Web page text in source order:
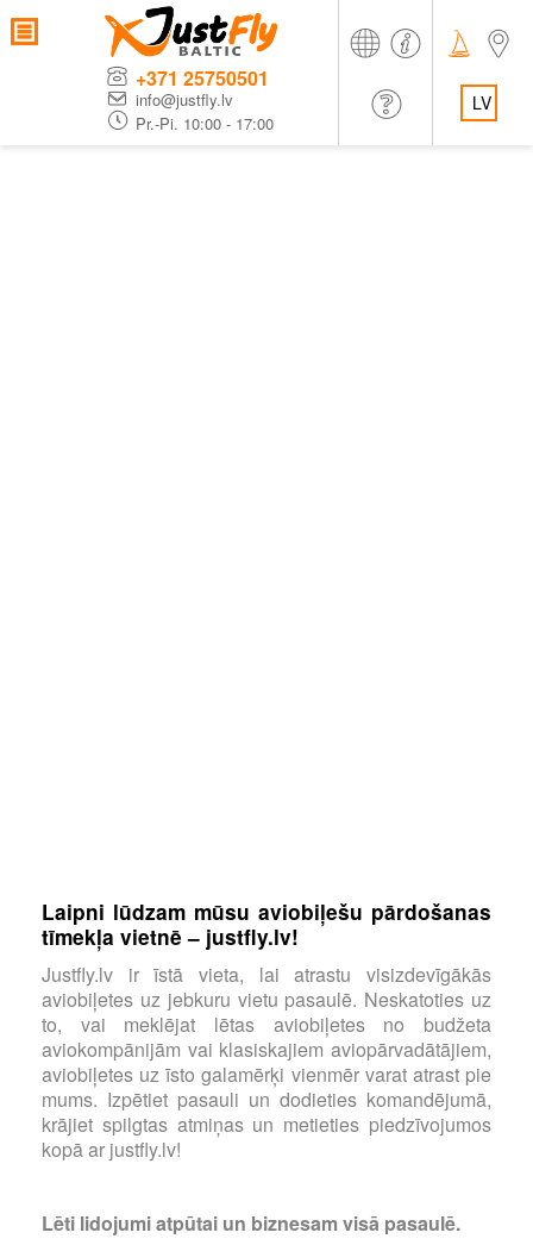
+371 25750501
info@justfly.lv
Pr.-Pi. 10:00 - 17:00
LV
Laipni lūdzam mūsu aviobiļešu pārdošanas
tīmekļa vietnē – justfly.lv!
Justfly.lv ir īstā vieta, lai atrastu visizdevīgākās
aviobiļetes uz jebkuru vietu pasaulē. Neskatoties uz
to, vai meklējat lētas aviobiļetes no budžeta
aviokompānijām vai klasiskajiem aviopārvadātājiem,
aviobiļetes uz īsto galamērķi vienmēr varat atrast pie
mums. Izpētiet pasauli un dodieties komandējumā,
krājiet spilgtas atmiņas un metieties piedzīvojumos
kopā ar justfly.lv!
Lēti lidojumi atpūtai un biznesam visā pasaulē.